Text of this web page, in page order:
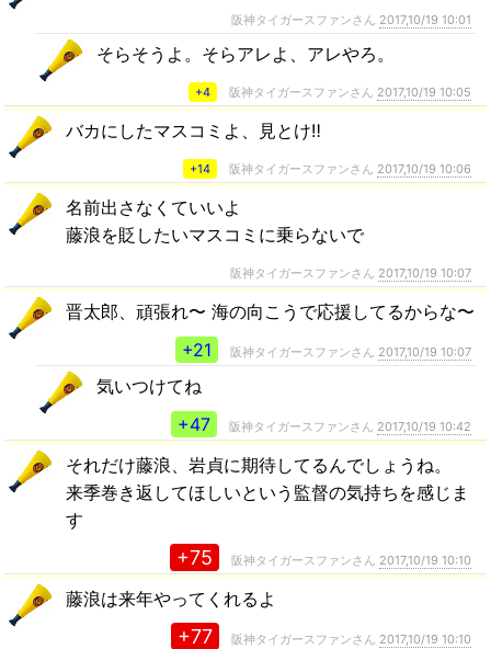
阪神タイガースファンさん 2017,10/19 10:01
そらそうよ。そらアレよ、アレやろ。
+4 阪神タイガースファンさん 2017,10/19 10:05
バカにしたマスコミよ、見とけ‼️
+14 阪神タイガースファンさん 2017,10/19 10:06
名前出さなくていいよ
藤浪を貶したいマスコミに乗らないで
阪神タイガースファンさん 2017,10/19 10:07
晋太郎、頑張れ〜 海の向こうで応援してるからな〜
+21
阪神タイガースファンさん 2017,10/19 10:07
気いつけてね
+47
阪神タイガースファンさん 2017,10/19 10:42
それだけ藤浪、岩貞に期待してるんでしょうね。
来季巻き返してほしいという監督の気持ちを感じま
す
+75 阪神タイガースファンさん 2017,10/19 10:10
藤浪は来年やってくれるよ
+77 阪神タイガースファンさん 2017,10/19 10:10